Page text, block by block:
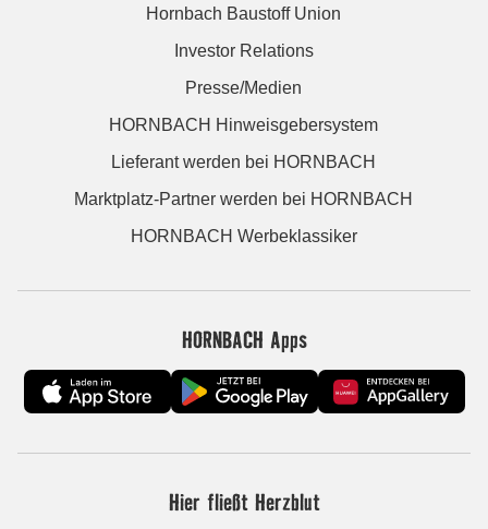
Hornbach Baustoff Union
Investor Relations
Presse/Medien
HORNBACH Hinweisgebersystem
Lieferant werden bei HORNBACH
Marktplatz-Partner werden bei HORNBACH
HORNBACH Werbeklassiker
HORNBACH Apps
Hier fließt Herzblut